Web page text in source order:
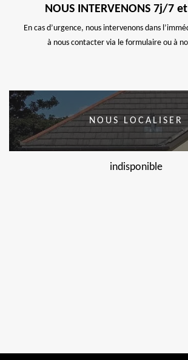
NOUS INTERVENONS 7j/7
En cas d’urgence, nous intervenons dans
à nous contacter via le formulaire ou à
NOUS LOCALISER
indisponible